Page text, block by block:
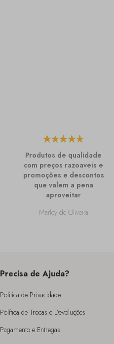
Produtos de qualidade
com preços razoaveis e
promoções e descontos
que valem a pena
aproveitar
Marley de Oliveira
Precisa de Ajuda?
Politica de Privacidade
Política de Trocas e Devoluções
Pagamento e Entregas